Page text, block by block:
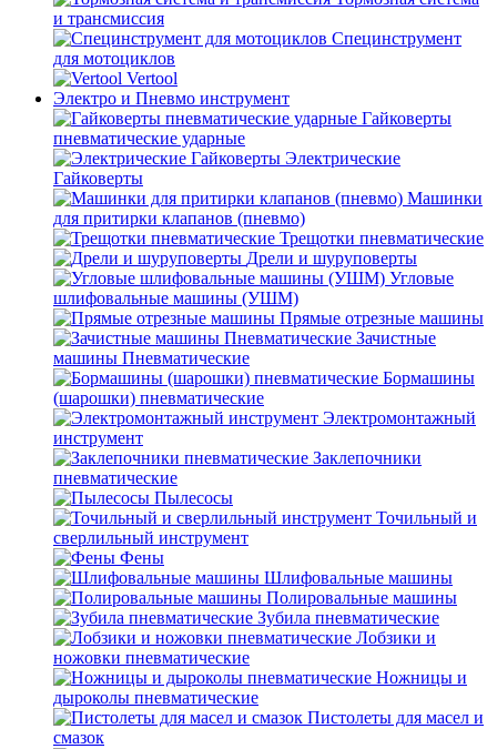
и трансмиссия
Специнструмент
для мотоциклов
Vertool
Электро и Пневмо инструмент
Гайковерты
пневматические ударные
Электрические
Гайковерты
Машинки
для притирки клапанов (пневмо)
Трещотки пневматические
Дрели и шуруповерты
Угловые
шлифовальные машины (УШМ)
Прямые отрезные машины
Зачистные
машины Пневматические
Бормашины
(шарошки) пневматические
Электромонтажный
инструмент
Заклепочники
пневматические
Пылесосы
Точильный и
сверлильный инструмент
Фены
Шлифовальные машины
Полировальные машины
Зубила пневматические
Лобзики и
ножовки пневматические
Ножницы и
дыроколы пневматические
Пистолеты для масел и
смазок